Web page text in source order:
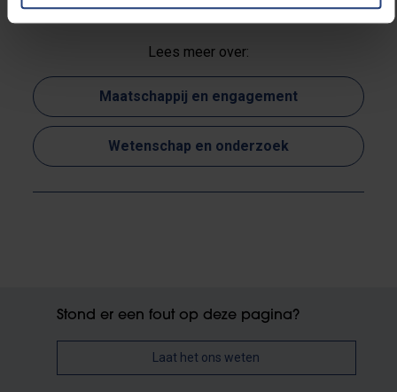
Lees meer over:
Maatschappij en engagement
Wetenschap en onderzoek
Stond er een fout op deze pagina?
Laat het ons weten